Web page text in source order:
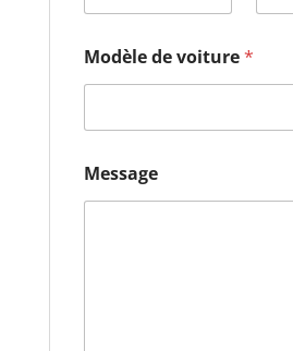
Modèle de voiture*
Message